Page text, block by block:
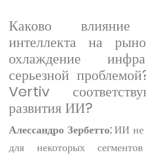
Каково влияние
интеллекта на
охлаждение
серьезной
Vertiv
развития ИИ?
Алессандро Зербетто:ИИ не
для некоторых